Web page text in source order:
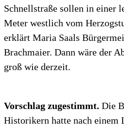
Schnellstraße sollen in einer
Meter westlich vom
erklärt Maria Saals
Brachmaier. Dann wäre der
groß wie derzeit.
Vorschlag zugestimmt. Die
Historikern hatte nach einem